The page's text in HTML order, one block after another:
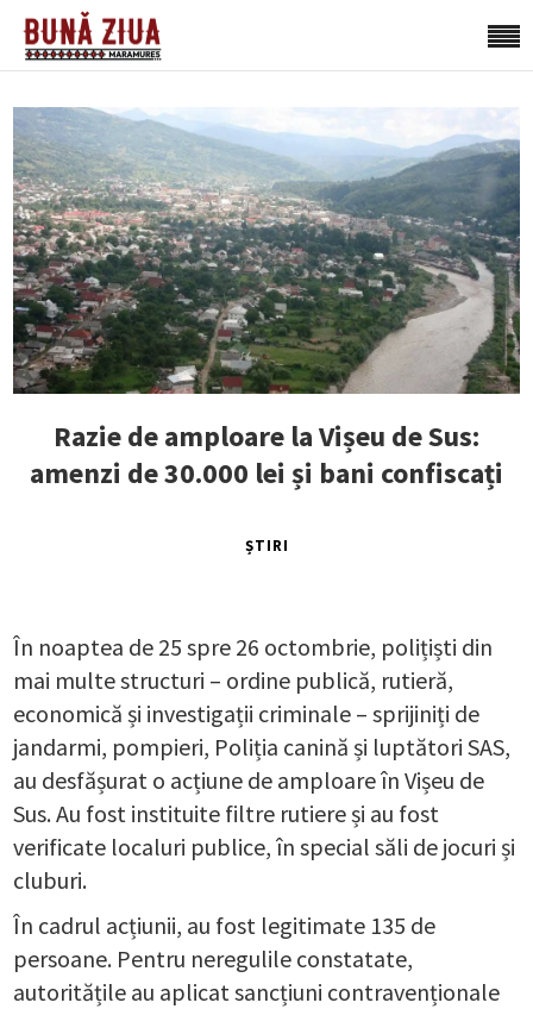
Razie de amploare la Vișeu de Sus:
amenzi de 30.000 lei și bani confiscați
ȘTIRI
În noaptea de 25 spre 26 octombrie, polițiști din
mai multe structuri – ordine publică, rutieră,
economică și investigații criminale – sprijiniți de
jandarmi, pompieri, Poliția canină și luptători SAS,
au desfășurat o acțiune de amploare în Vișeu de
Sus. Au fost instituite filtre rutiere și au fost
verificate localuri publice, în special săli de jocuri și
cluburi.
În cadrul acțiunii, au fost legitimate 135 de
persoane. Pentru neregulile constatate,
autoritățile au aplicat sancțiuni contravenționale